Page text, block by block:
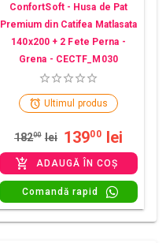
ConfortSoft - Husa de Pat
Premium din Catifea Matlasata
140x200 + 2 Fete Perna -
Grena - CECTF_M030
Ultimul produs
18200 lei 13900 lei
ADAUGĂ ÎN COȘ
Comandă rapid